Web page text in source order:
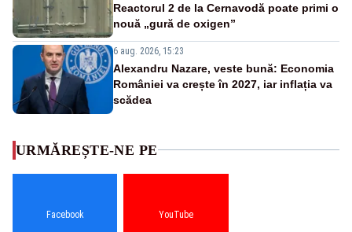
Reactorul 2 de la Cernavodă poate primi o
nouă „gură de oxigen”
6 aug. 2026, 15:23
Alexandru Nazare, veste bună: Economia
României va crește în 2027, iar inflația va
scădea
URMĂREȘTE-NE PE
Facebook YouTube